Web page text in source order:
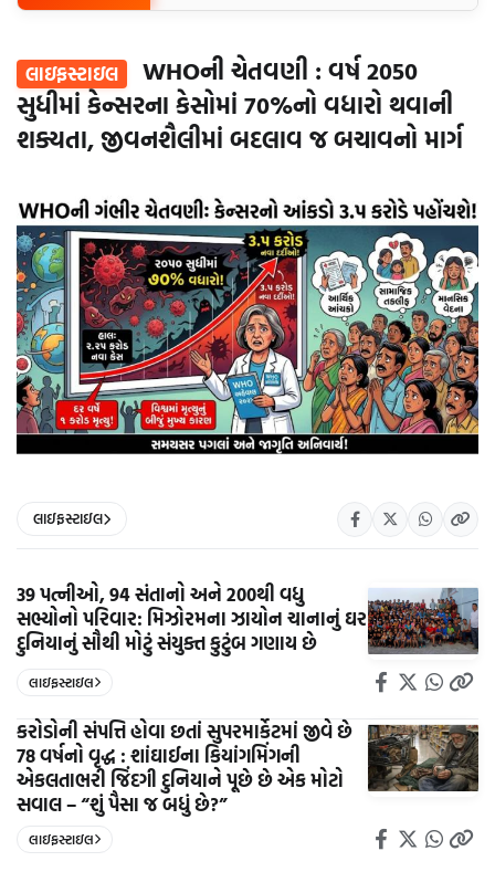
લાઇફસ્ટાઇલ
WHOની ચેતવણી : વર્ષ 2050
સુધીમાં કેન્સરના કેસોમાં 70%નો વધારો થવાની
શક્યતા, જીવનશૈલીમાં બદલાવ જ બચાવનો માર્ગ
લાઇફસ્ટાઇલ
39 પત્નીઓ, 94 સંતાનો અને 200થી વધુ
સભ્યોનો પરિવાર: મિઝોરમના ઝાયોન ચાનાનું ઘર
દુનિયાનું સૌથી મોટું સંયુક્ત કુટુંબ ગણાય છે
લાઇફસ્ટાઇલ
કરોડોની સંપત્તિ હોવા છતાં સુપરમાર્કેટમાં જીવે છે
78 વર્ષનો વૃદ્ધ : શાંઘાઈના કિયાંગમિંગની
એકલતાભરી જિંદગી દુનિયાને પૂછે છે એક મોટો
સવાલ – “શું પૈસા જ બધું છે?”
લાઇફસ્ટાઇલ